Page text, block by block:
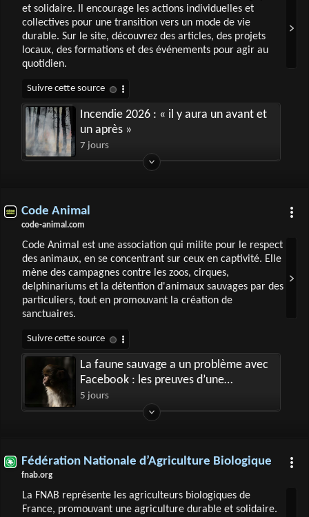
et solidaire. Il encourage les actions individuelles et
collectives pour une transition vers un mode de vie
durable. Sur le site, découvrez des articles, des projets
locaux, des formations et des événements pour agir au
quotidien.
Incendie 2026 : « il y aura un avant et
un après »
7 jours
Code Animal
code-animal.com
Code Animal est une association qui milite pour le respect
des animaux, en se concentrant sur ceux en captivité. Elle
mène des campagnes contre les zoos, cirques,
delphinariums et la détention d'animaux sauvages par des
particuliers, tout en promouvant la création de
sanctuaires.
La faune sauvage a un problème avec
Facebook : les preuves d’une
plateforme qui facilite le trafic
d’espèces sauvages à grande échelle.
5 jours
Fédération Nationale d’Agriculture Biologique
fnab.org
La FNAB représente les agriculteurs biologiques de
France, promouvant une agriculture durable et solidaire.